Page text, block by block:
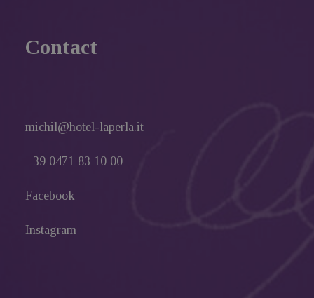
Contact
michil@hotel-laperla.it
+39 0471 83 10 00
Facebook
Instagram